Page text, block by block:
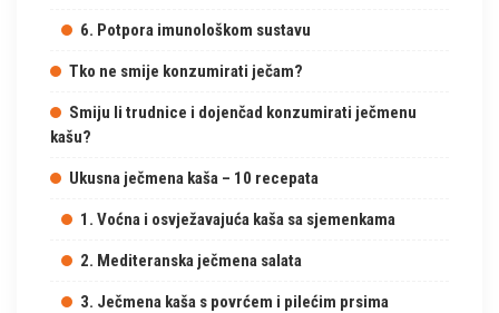
6. Potpora imunološkom sustavu
Tko ne smije konzumirati ječam?
Smiju li trudnice i dojenčad konzumirati ječmenu
kašu?
Ukusna ječmena kaša – 10 recepata
1. Voćna i osvježavajuća kaša sa sjemenkama
2. Mediteranska ječmena salata
3. Ječmena kaša s povrćem i pilećim prsima